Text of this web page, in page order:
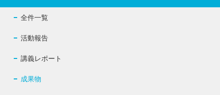
全件一覧
活動報告
講義レポート
成果物